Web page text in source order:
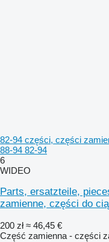
82-94 części, części
88-94 82-94
6
WIDEO
Parts, ersatzteile,
zamienne, części do
200 zł ≈ 46,45 €
Część zamienna - części